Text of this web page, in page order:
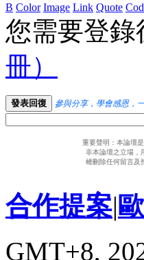
B Color Image Link Quote
您需要登
冊）
發表回復 參與分享，學會感恩，
重要聲明：本論壇
非本論壇之立場，
權刪除任何留言及
合作提案|
GMT+8,